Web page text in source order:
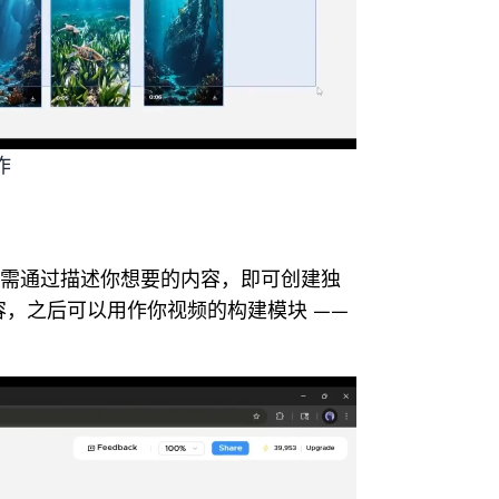
通过描述你想要的内容，即可创建独
，之后可以用作你视频的构建模块 ——